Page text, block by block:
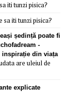
iti tunzi pisica?
sa iti tunzi pisica?
ședință poate fi
-
din viața
are uleiul de
explicate